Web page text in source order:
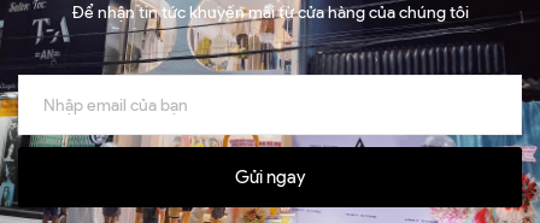
Để nhận tin tức khuyến mãi từ cửa hàng của chúng tôi
Gửi ngay